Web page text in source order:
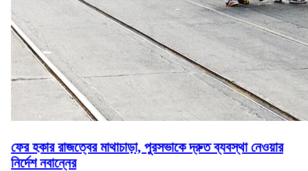
ফের হকার রাজত্বের মাথাচাড়া, পুরসভাকে দ্রুত ব্যবস্থা নেওয়ার
নির্দেশ নবান্নের